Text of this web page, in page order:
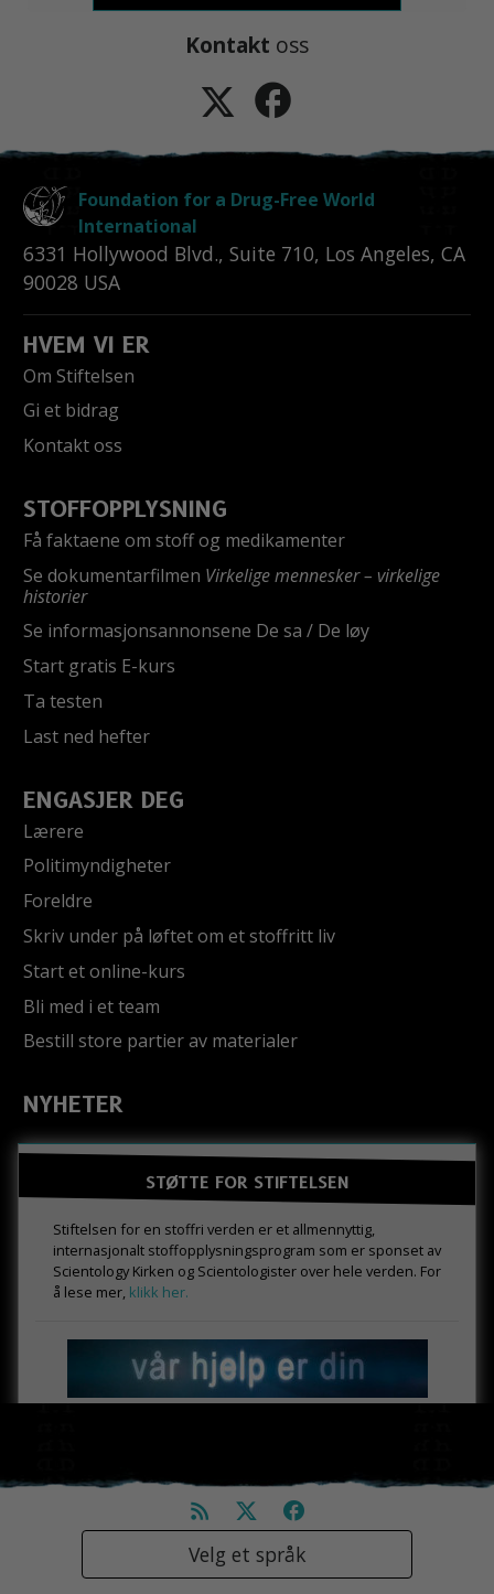
Kontakt oss
Foundation for a Drug-Free World
International
6331 Hollywood Blvd., Suite 710, Los Angeles, CA
90028 USA
HVEM VI ER
Om Stiftelsen
Gi et bidrag
Kontakt oss
STOFFOPPLYSNING
Få faktaene om stoff og medikamenter
Se dokumentarfilmen Virkelige mennesker – virkelige
historier
Se informasjonsannonsene De sa / De løy
Start gratis E-kurs
Ta testen
Last ned hefter
ENGASJER DEG
Lærere
Politimyndigheter
Foreldre
Skriv under på løftet om et stoffritt liv
Start et online-kurs
Bli med i et team
Bestill store partier av materialer
NYHETER
STØTTE FOR STIFTELSEN
Stiftelsen for en stoffri verden er et allmennyttig,
internasjonalt stoffopplysningsprogram som er sponset av
Scientology Kirken og Scientologister over hele verden. For
å lese mer, klikk her.
Velg et språk